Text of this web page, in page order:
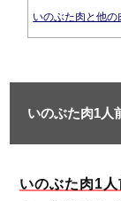
いのぶた肉と他
いのぶた肉1人
いのぶた肉1